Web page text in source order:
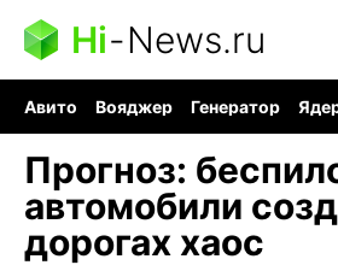
Hi-News.ru
Авито Вояджер Генератор
Прогноз:
автомобили
дорогах хаос